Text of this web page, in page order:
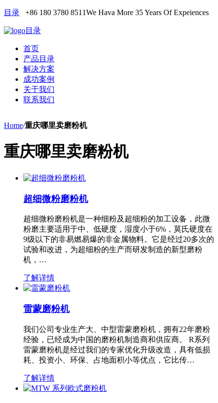
目录 +86 180 3780 8511We Hava More 35 Years Of Expeiences
目录
首页
产品目录
解决方案
成功案例
关于我们
联系我们
Home/重庆哪里卖磨粉机
重庆哪里卖磨粉机
超细微粉磨粉机
超细微粉磨粉机是一种细粉及超细粉的加工设备，此微
粉磨主要适用于中、低硬度，湿度小于6%，莫氏硬度在
9级以下的非易燃易爆的非金属物料。它是经过20多次的
试验和改进，为超细粉的生产而研发制造的新型磨粉
机，…
了解详情
雷蒙磨粉机
我们公司专业生产大、中型雷蒙磨粉机，拥有22年磨粉
经验，已经成为中国的磨粉机制造商和供应商。 R系列
雷蒙磨粉机是经过我们的专家优化升级改造，具有低损
耗、投资小、环保、占地面积小等优点，它比传…
了解详情